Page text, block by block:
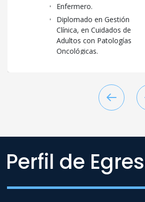
Enfermero.
Diplomado en Gestión
Clínica, en Cuidados de
Adultos con Patologías
Oncológicas.
Perfil de